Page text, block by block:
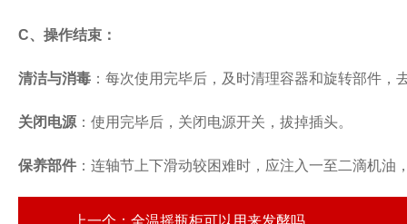
C、操作结束：
清洁与消毒 ：每次使用完毕后，及时清理容器和旋转部件
关闭电源 ：使用完毕后，关闭电源开关，拔掉插头。
保养部件 ：连轴节上下滑动较困难时，应注入一至二滴机油
上一个： 全温摇瓶柜可以用来发酵吗